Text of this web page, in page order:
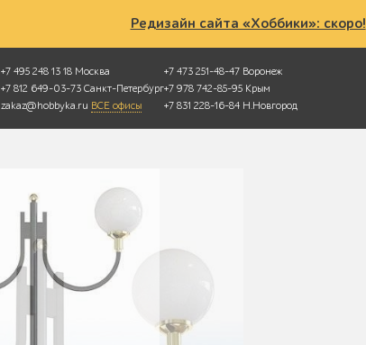
Редизайн сайта «Хоббики»: скоро!
+7 495 248 13 18 Москва
+7 812 649-03-73 Санкт-Петербург
zakaz@hobbyka.ru ВСЕ офисы
+7 473 251-48-47 Воронеж
+7 978 742-85-95 Крым
+7 831 228-16-84 Н.Новгород